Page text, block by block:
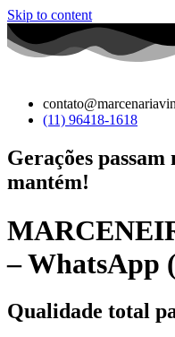
Skip to content
(11) 96418-1618
Gerações passam
mantém!
– WhatsApp
Qualidade total